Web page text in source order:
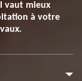
vaut mieux
à votre